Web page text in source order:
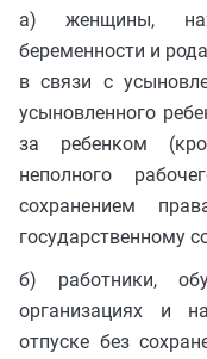
а) женщины,
беременности и
в связи с
усыновленного
за ребенком
неполного
сохранением
государственному
б) работники,
организациях и
отпуске без